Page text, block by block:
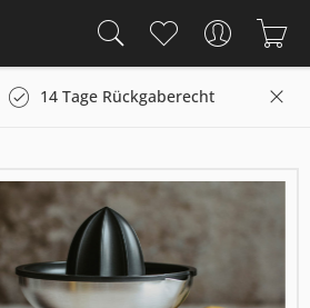
14 Tage Rückgaberecht